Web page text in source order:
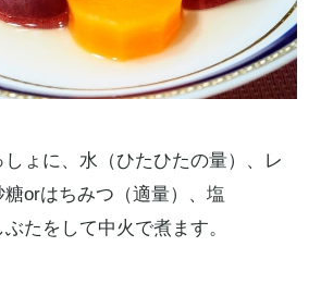
ょに、水（ひたひたの量）、レ
orはちみつ（適量）、塩
ぶたをして中火で煮ます。